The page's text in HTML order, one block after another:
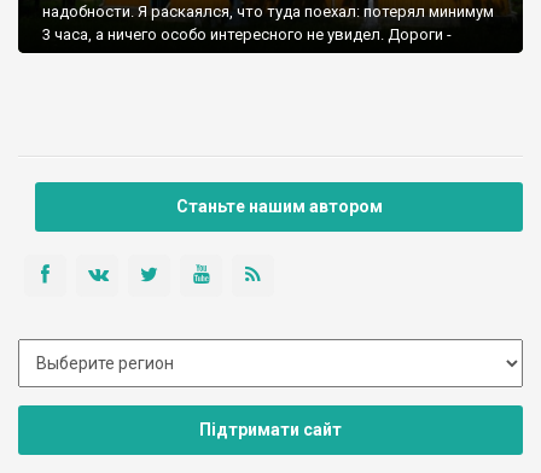
надобности. Я раскаялся, что туда поехал: потерял минимум
3 часа, а ничего особо интересного не увидел. Дороги -
никакие, и даже если вы и доехали до цели, никто не
построения. Храм - однокупольный, крестообразный в плане.
Стены - деревянные (это уже прогресс!).
Станьте нашим автором
Підтримати сайт